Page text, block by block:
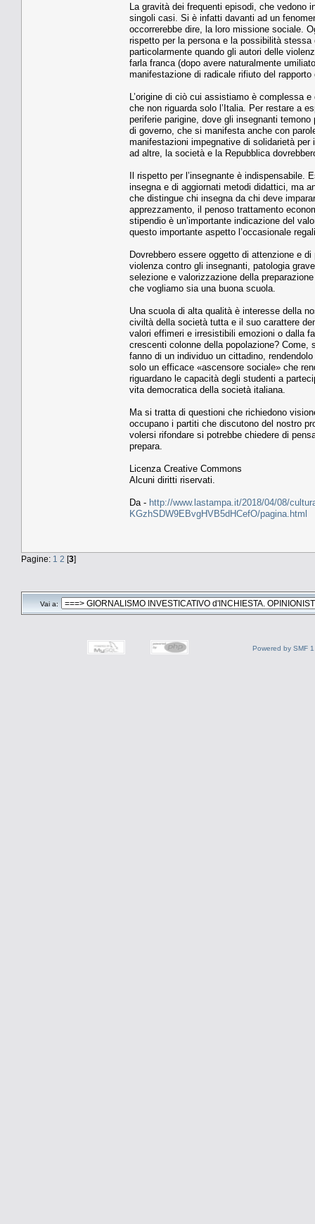
La gravità dei frequenti episodi, che vedono
singoli casi. Si è infatti davanti ad un
occorrerebbe dire, la loro missione sociale.
rispetto per la persona e la possibilità
particolarmente quando gli autori delle
farla franca (dopo avere naturalmente
manifestazione di radicale rifiuto del
L’origine di ciò cui assistiamo è complessa
che non riguarda solo l’Italia. Per restare a
periferie parigine, dove gli insegnanti
di governo, che si manifesta anche con
manifestazioni impegnative di solidarietà
ad altre, la società e la Repubblica
Il rispetto per l’insegnante è indispensabile.
insegna e di aggiornati metodi didattici, ma
che distingue chi insegna da chi deve
apprezzamento, il penoso trattamento
stipendio è un’importante indicazione del
questo importante aspetto l’occasionale
Dovrebbero essere oggetto di attenzione e
violenza contro gli insegnanti, patologia
selezione e valorizzazione della
che vogliamo sia una buona scuola.
Una scuola di alta qualità è interesse della
civiltà della società tutta e il suo carattere
valori effimeri e irresistibili emozioni o dalla
crescenti colonne della popolazione?
fanno di un individuo un cittadino,
solo un efficace «ascensore sociale» che
riguardano le capacità degli studenti a
vita democratica della società italiana.
Ma si tratta di questioni che richiedono
occupano i partiti che discutono del nostro
volersi rifondare si potrebbe chiedere di
prepara.
Licenza Creative Commons
Alcuni diritti riservati.
Da - http://www.lastampa.it/2018/04/08/
KGzhSDW9EBvgHVB5dHCefO/pagina.html
Pagine: 1 2 [3]
Vai a:
Powered by SMF